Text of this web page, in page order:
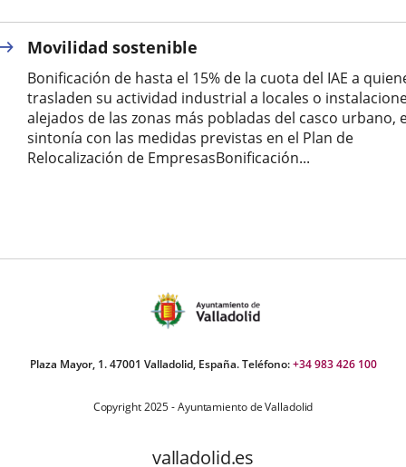
Movilidad sostenible
Bonificación de hasta el 15% de la cuota del IAE a
trasladen su actividad industrial a locales o
alejados de las zonas más pobladas del casco urbano,
sintonía con las medidas previstas en el Plan de
Relocalización de EmpresasBonificación...
Plaza Mayor, 1. 47001 Valladolid, España. Teléfono:+34 983 426 100
Copyright 2025 - Ayuntamiento de Valladolid
valladolid.es